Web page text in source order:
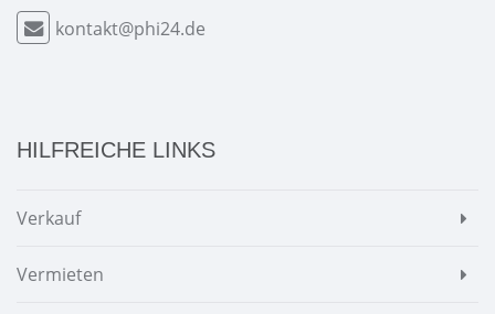
kontakt@phi24.de
HILFREICHE LINKS
Verkauf
Vermieten